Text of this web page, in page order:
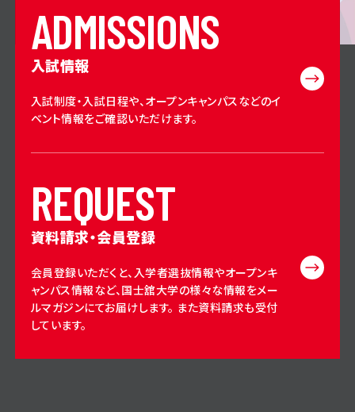
ADMISSIONS
入試情報
入試制度・入試日程や、オープンキャンパスなどのイ
ベント情報をご確認いただけます。
REQUEST
資料請求・会員登録
会員登録いただくと、入学者選抜情報やオープンキ
ャンパス情報など、国士舘大学の様々な情報をメー
ルマガジンにてお届けします。 また資料請求も受付
しています。